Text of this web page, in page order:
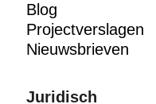
Blog
Projectverslagen
Nieuwsbrieven
Juridisch